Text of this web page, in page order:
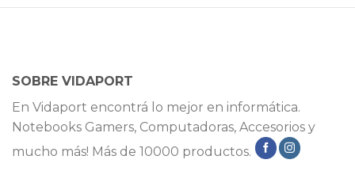
SOBRE VIDAPORT
En Vidaport encontrá lo mejor en informática.
Notebooks Gamers, Computadoras, Accesorios y
mucho más! Más de 10000 productos.